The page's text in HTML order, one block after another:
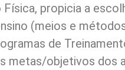
propicia a
(meios e
de
metas/objetivos dos